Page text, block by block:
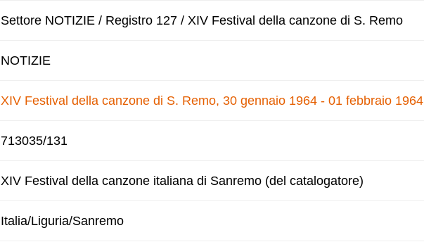
Settore NOTIZIE / Registro 127 / XIV Festival della canzone di S. Remo
NOTIZIE
XIV Festival della canzone di S. Remo, 30 gennaio 1964 - 01 febbraio 1964
713035/131
XIV Festival della canzone italiana di Sanremo (del catalogatore)
Italia/Liguria/Sanremo